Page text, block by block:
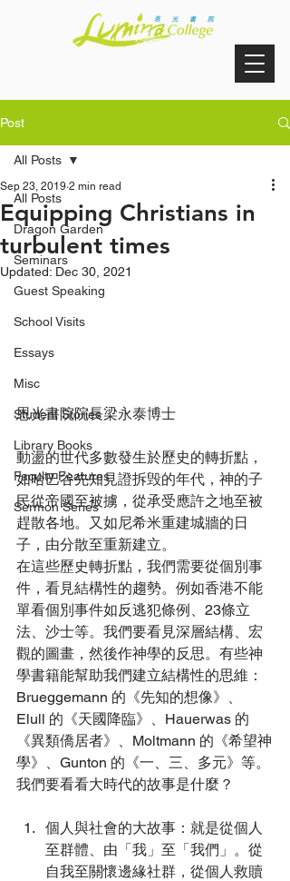
Post
All Posts
Dragon Garden
Seminars
Guest Speaking
School Visits
Essays
Misc
Student Stories
Library Books
Faculty Features
Sermon Series
All Posts
Equipping Christians in
turbulent times
Sep 23, 2019 2 min read
Updated: Dec 30, 2021
恩光書院院長梁永泰博士
動盪的世代多數發生於歷史的轉折點，
如哈巴谷先知見證拆毁的年代，神的子
民從帝國至被擄，從承受應許之地至被
趕散各地。又如尼希米重建城牆的日
子，由分散至重新建立。
在這些歷史轉折點，我們需要從個別事
件，看見結構性的趨勢。例如香港不能
單看個別事件如反逃犯條例、23條立
法、沙士等。我們要看見深層結構、宏
觀的圖畫，然後作神學的反思。有些神
學書籍能幫助我們建立結構性的思維：
Brueggemann 的《先知的想像》、
Elull 的《天國降臨》、Hauerwas 的
《異類僑居者》、Moltmann 的《希望神
學》、Gunton 的《一、三、多元》等。
我們要看看大時代的故事是什麼？
個人與社會的大故事：就是從個人
至群體、由「我」至「我們」。從
自我至關懷邊緣社群，從個人救贖